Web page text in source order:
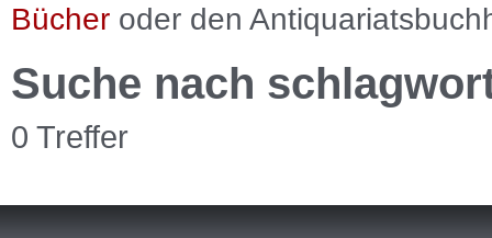
Bücher oder den
Suche nach
0 Treffer